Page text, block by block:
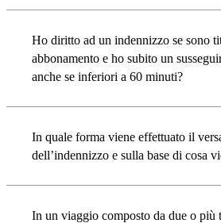
Ho diritto ad un indennizzo se sono
abbonamento e ho subito un
anche se inferiori a 60 minuti?
In quale forma viene effettuato il
dell’indennizzo e sulla base di cosa
In un viaggio composto da due o più